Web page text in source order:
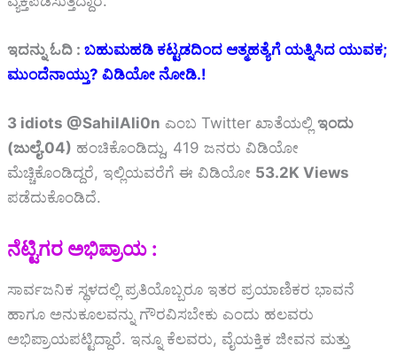
ಇದನ್ನು ಓದಿ : ಬಹುಮಹಡಿ ಕಟ್ಟಡದಿಂದ ಆತ್ಮಹತ್ಯೆಗೆ ಯತ್ನಿಸಿದ ಯುವಕ;
ಮುಂದೆನಾಯ್ತು? ವಿಡಿಯೋ ನೋಡಿ.!
3 idiots @SahilAli0n ಎಂಬ Twitter ಖಾತೆಯಲ್ಲಿ ಇಂದು
(ಜುಲೈ.04) ಹಂಚಿಕೊಂಡಿದ್ದು, 419 ಜನರು ವಿಡಿಯೋ
ಮೆಚ್ಚಿಕೊಂಡಿದ್ದರೆ, ಇಲ್ಲಿಯವರೆಗೆ ಈ ವಿಡಿಯೋ 53.2K Views
ಪಡೆದುಕೊಂಡಿದೆ.
ನೆಟ್ಟಿಗರ ಅಭಿಪ್ರಾಯ :
ಸಾರ್ವಜನಿಕ ಸ್ಥಳದಲ್ಲಿ ಪ್ರತಿಯೊಬ್ಬರೂ ಇತರ ಪ್ರಯಾಣಿಕರ ಭಾವನೆ
ಹಾಗೂ ಅನುಕೂಲವನ್ನು ಗೌರವಿಸಬೇಕು ಎಂದು ಹಲವರು
ಅಭಿಪ್ರಾಯಪಟ್ಟಿದ್ದಾರೆ. ಇನ್ನೂ ಕೆಲವರು, ವೈಯಕ್ತಿಕ ಜೀವನ ಮತ್ತು